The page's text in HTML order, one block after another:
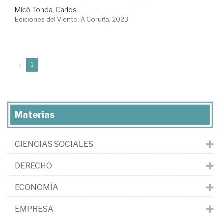
Micó Tonda, Carlos
Ediciones del Viento. A Coruña, 2023
« 1
Materias
CIENCIAS SOCIALES
DERECHO
ECONOMÍA
EMPRESA